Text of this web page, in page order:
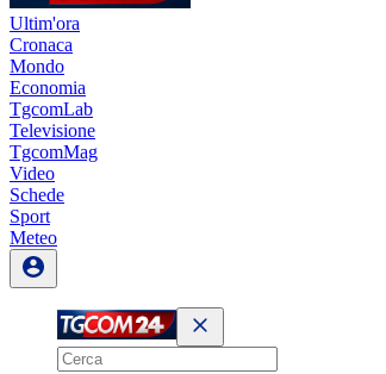
Ultim'ora
Cronaca
Mondo
Economia
TgcomLab
Televisione
TgcomMag
Video
Schede
Sport
Meteo